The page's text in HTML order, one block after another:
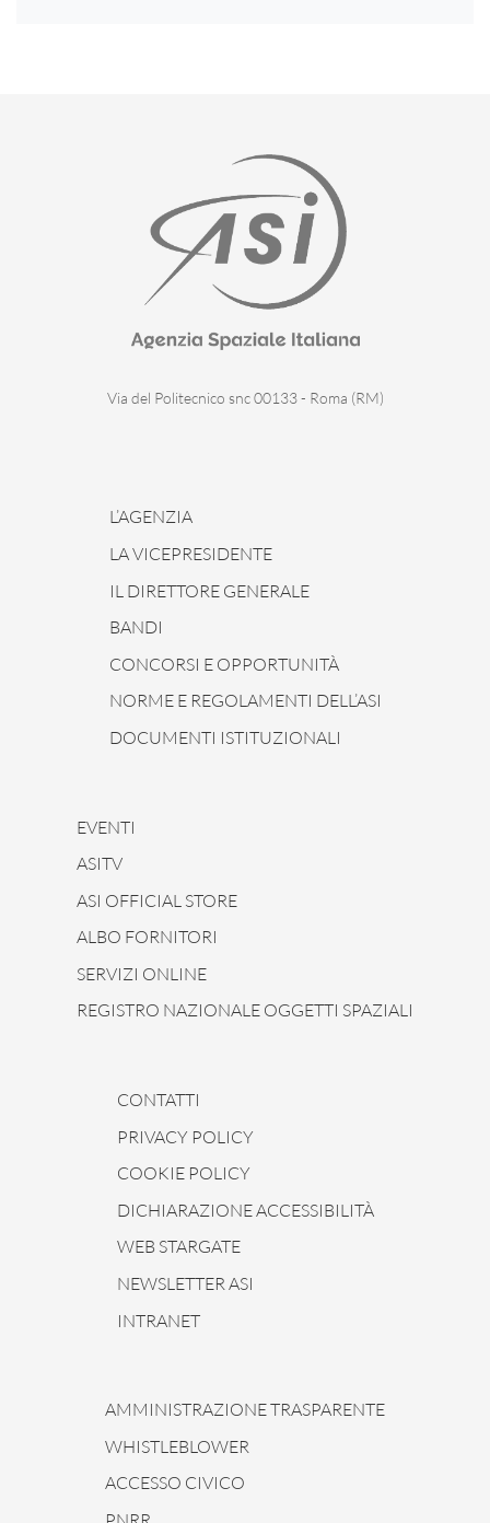
Via del Politecnico snc 00133 - Roma (RM)
L’AGENZIA
LA VICEPRESIDENTE
IL DIRETTORE GENERALE
BANDI
CONCORSI E OPPORTUNITÀ
NORME E REGOLAMENTI DELL’ASI
DOCUMENTI ISTITUZIONALI
EVENTI
ASITV
ASI OFFICIAL STORE
ALBO FORNITORI
SERVIZI ONLINE
REGISTRO NAZIONALE OGGETTI SPAZIALI
CONTATTI
PRIVACY POLICY
COOKIE POLICY
DICHIARAZIONE ACCESSIBILITÀ
WEB STARGATE
NEWSLETTER ASI
INTRANET
AMMINISTRAZIONE TRASPARENTE
WHISTLEBLOWER
ACCESSO CIVICO